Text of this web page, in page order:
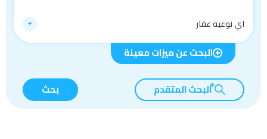
اي نوعيه عقار
البحث عن ميزات معينة
البحث المتقدم بحث